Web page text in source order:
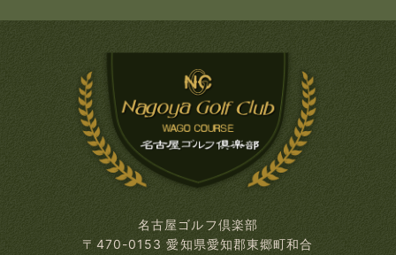
名古屋ゴルフ倶楽部
〒470-0153 愛知県愛知郡東郷町和合